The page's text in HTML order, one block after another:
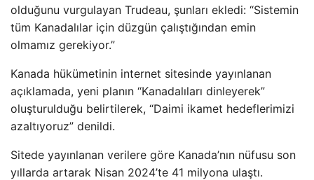
olduğunu vurgulayan Trudeau, şunları ekledi: “Sistemin
tüm Kanadalılar için düzgün çalıştığından emin
olmamız gerekiyor.”
Kanada hükümetinin internet sitesinde yayınlanan
açıklamada, yeni planın “Kanadalıları dinleyerek”
oluşturulduğu belirtilerek, “Daimi ikamet hedeflerimizi
azaltıyoruz” denildi.
Sitede yayınlanan verilere göre Kanada’nın nüfusu son
yıllarda artarak Nisan 2024’te 41 milyona ulaştı.